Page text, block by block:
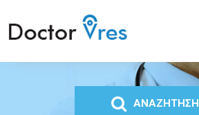
κυρίως περιεχόμενο
Doctor
ΑΝΑΖΗΤΗΣΗ